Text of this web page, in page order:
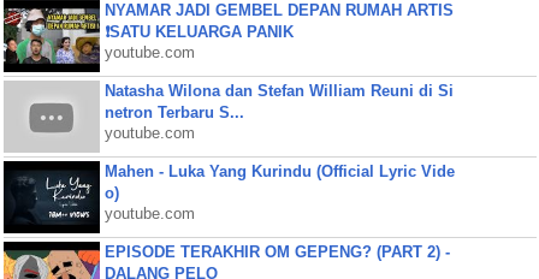
NYAMAR JADI GEMBEL DEPAN RUMAH ARTIS
❗SATU KELUARGA PANIK
youtube.com
Natasha Wilona dan Stefan William Reuni di Si
netron Terbaru S...
youtube.com
Mahen - Luka Yang Kurindu (Official Lyric Vide
o)
youtube.com
EPISODE TERAKHIR OM GEPENG? (PART 2) -
DALANG PELO